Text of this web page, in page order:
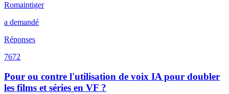
Romaintiger
a demandé
Réponses
7672
Pour ou contre l'utilisation de voix IA pour doubler
les films et séries en VF ?